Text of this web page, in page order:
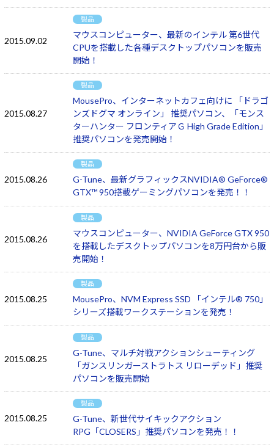
2015.09.02
製品
マウスコンピューター、最新のインテル 第6世代
CPUを搭載した各種デスクトップパソコンを販売
開始！
2015.08.27
製品
MousePro、インターネットカフェ向けに 「ドラゴ
ンズドグマ オンライン」 推奨パソコン、「モンス
ターハンター フロンティアＧ High Grade Edition」
推奨パソコンを発売開始！
2015.08.26
製品
G-Tune、最新グラフィックスNVIDIA® GeForce®
GTX™ 950搭載ゲーミングパソコンを発売！！
2015.08.26
製品
マウスコンピューター、NVIDIA GeForce GTX 950
を搭載したデスクトップパソコンを8万円台から販
売開始！
2015.08.25
製品
MousePro、NVM Express SSD 「インテル® 750」
シリーズ搭載ワークステーションを発売！
2015.08.25
製品
G-Tune、マルチ対戦アクションシューティング
「ガンスリンガーストラトス リローデッド」推奨
パソコンを販売開始
2015.08.25
製品
G-Tune、新世代サイキックアクション
RPG「CLOSERS」推奨パソコンを発売！！